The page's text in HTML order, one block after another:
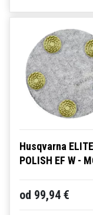
Husqvarna
POLISH EF W -
od 99,94 €